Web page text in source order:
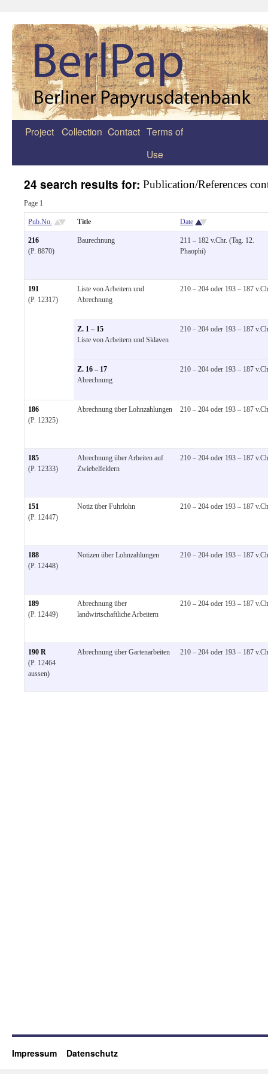
Zum
Project Collection Contact Terms of
Use
24 search results for: Publication/References
Page 1
Pub.No. Title Date
216
(P. 8870)
Baurechnung
211 – 182 v.Chr. (Tag. 12.
Phaophi)
191
(P. 12317)
Liste von Arbeitern und
Abrechnung
210 – 204 oder 193 – 187
Z. 1 – 15
Liste von Arbeitern und Sklaven
210 – 204 oder 193 – 187
Z. 16 – 17
Abrechnung
210 – 204 oder 193 – 187
186
(P. 12325)
Abrechnung über Lohnzahlungen 210 – 204 oder 193 – 187
185
(P. 12333)
Abrechnung über Arbeiten auf
Zwiebelfeldern
210 – 204 oder 193 – 187
151
(P. 12447)
Notiz über Fuhrlohn 210 – 204 oder 193 – 187
188
(P. 12448)
Notizen über Lohnzahlungen 210 – 204 oder 193 – 187
189
(P. 12449)
Abrechnung über
landwirtschaftliche Arbeitern
210 – 204 oder 193 – 187
190 R
(P. 12464
aussen)
Abrechnung über Gartenarbeiten 210 – 204 oder 193 – 187
Impressum Datenschutz